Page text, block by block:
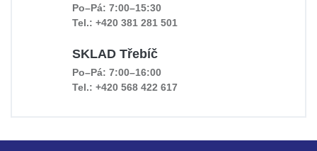
Po–Pá: 7:00–15:30
Tel.: +420 381 281 501
SKLAD Třebíč
Po–Pá: 7:00–16:00
Tel.: +420 568 422 617